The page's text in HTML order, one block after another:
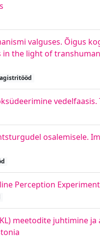
valguses. Õigus
the light of
osalemisele.
Perception
meetodite juhtimine